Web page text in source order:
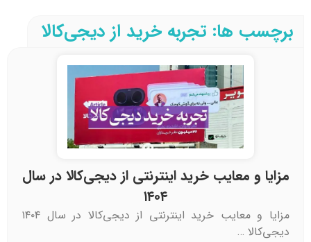
برچسب ها: تجربه خرید از دیجی‌کالا
مزایا و معایب خرید اینترنتی از دیجی‌کالا در سال
۱۴۰۴
مزایا و معایب خرید اینترنتی از دیجی‌کالا در سال ۱۴۰۴
دیجی‌کالا …